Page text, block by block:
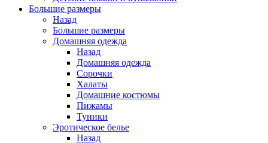
Большие размеры
Назад
Большие размеры
Домашняя одежда
Назад
Домашняя одежда
Сорочки
Халаты
Домашние костюмы
Пижамы
Туники
Эротическое белье
Назад